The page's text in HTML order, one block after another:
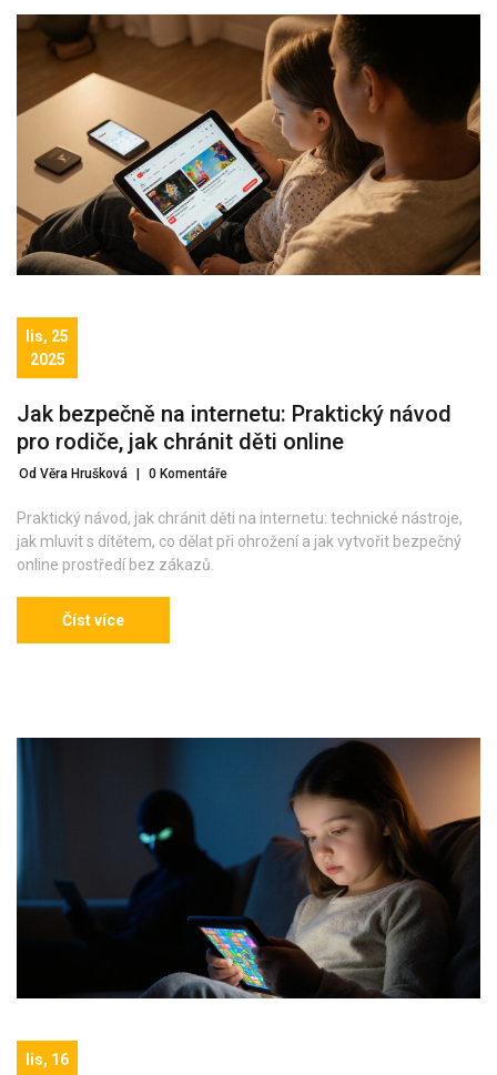
lis, 25
2025
Jak bezpečně na internetu: Praktický návod
pro rodiče, jak chránit děti online
Od Věra Hrušková 0 Komentáře
Praktický návod, jak chránit děti na internetu: technické nástroje,
jak mluvit s dítětem, co dělat při ohrožení a jak vytvořit bezpečný
online prostředí bez zákazů.
Číst více
lis, 16